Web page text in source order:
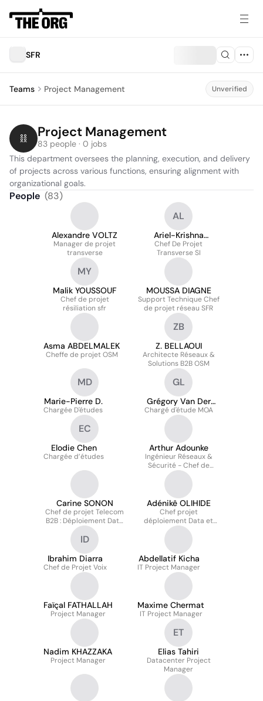
SFR
Teams Project Management Unverified
Project Management
83 people · 0 jobs
This department oversees the planning, execution, and delivery
of projects across various functions, ensuring alignment with
organizational goals.
People (83)
Alexandre VOLTZ
Manager de projet
transverse
AL
Ariel-Krishna
Olonguindzele Logos
Chef De Projet
Transverse SI
MY
Malik YOUSSOUF
Chef de projet
résiliation sfr
MOUSSA DIAGNE
Support Technique Chef
de projet réseau SFR
Asma ABDELMALEK
Cheffe de projet OSM
ZB
Z. BELLAOUI
Architecte Réseaux &
Solutions B2B OSM
MD
Marie-Pierre D.
Chargée D'études
GL
Grégory Van Der
Linde
Chargé d'étude MOA
EC
Elodie Chen
Chargée d’études
Arthur Adounke
Ingénieur Réseaux &
Sécurité - Chef de
projet Solutions Incident
Accès Mobile
Carine SONON
Chef de projet Telecom
B2B : Déploiement Data
et Déploiement voix PBU
Adénikê OLIHIDE
Chef projet
déploiement Data et
voix PBU
ID
Ibrahim Diarra
Chef de Projet Voix
Abdellatif Kicha
IT Project Manager
Faïçal FATHALLAH
Project Manager
Maxime Chermat
IT Project Manager
Nadim KHAZZAKA
Project Manager
ET
Elias Tahiri
Datacenter Project
Manager